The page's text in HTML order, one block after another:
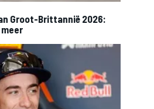
Groot-Brittannië 2026: